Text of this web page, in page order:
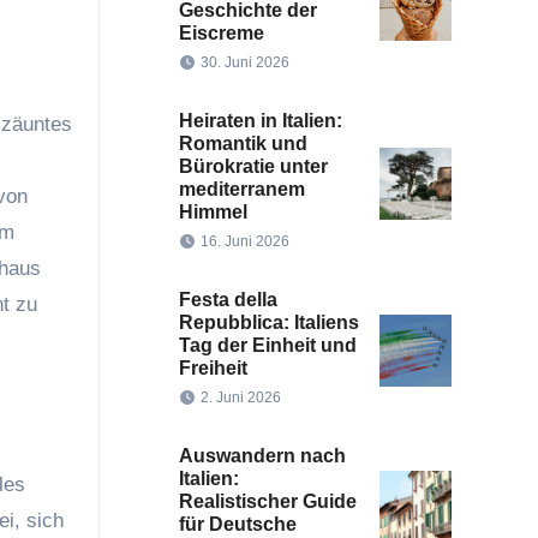
zu
sich
Geschichte der
Eiscreme
30. Juni 2026
Heiraten in Italien:
Romantik und
Bürokratie unter
mediterranem
Himmel
16. Juni 2026
Festa della
Repubblica: Italiens
Tag der Einheit und
Freiheit
2. Juni 2026
Auswandern nach
Italien:
Realistischer Guide
für Deutsche